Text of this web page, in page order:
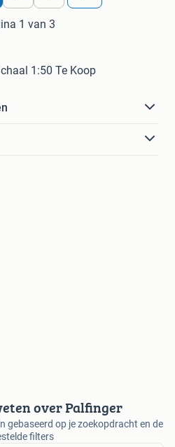
1 van 3
1:50 Te Koop
over Palfinger
gebaseerd op je zoekopdracht en de
filters